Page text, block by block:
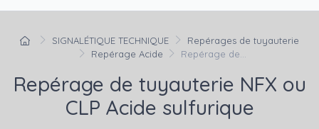
SIGNALÉTIQUE TECHNIQUE
Repérages de tuyauterie
Repérage Acide
Repérage de...
Repérage de tuyauterie NFX ou
CLP Acide sulfurique